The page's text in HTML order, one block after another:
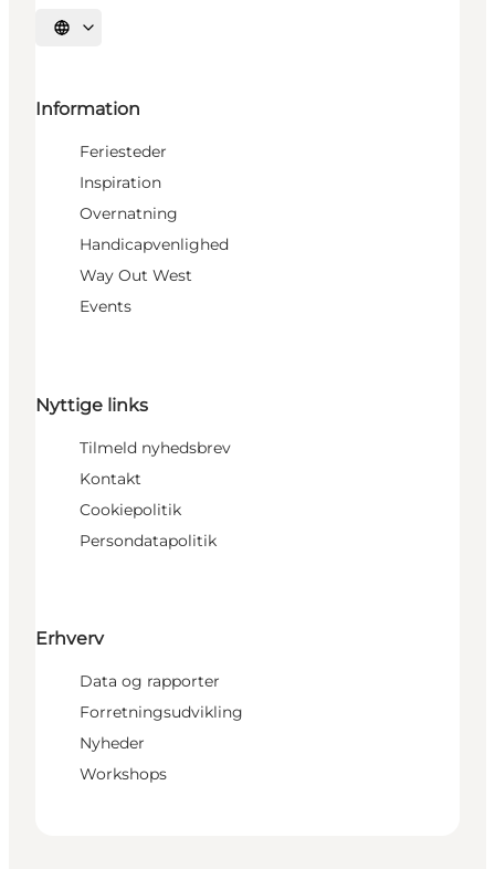
Vælg sprog
Information
Feriesteder
Inspiration
Overnatning
Handicapvenlighed
Way Out West
Events
Nyttige links
Tilmeld nyhedsbrev
Kontakt
Cookiepolitik
Persondatapolitik
Erhverv
Data og rapporter
Forretningsudvikling
Nyheder
Workshops